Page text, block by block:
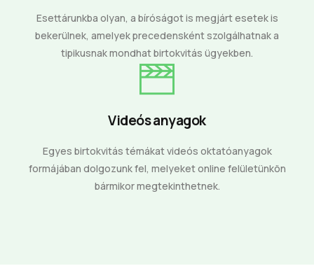
Esettárunkba olyan, a bíróságot is megjárt esetek is
bekerülnek, amelyek precedensként szolgálhatnak a
tipikusnak mondhat birtokvitás ügyekben.
Videós anyagok
Egyes birtokvitás témákat videós oktatóanyagok
formájában dolgozunk fel, melyeket online felületünkön
bármikor megtekinthetnek.